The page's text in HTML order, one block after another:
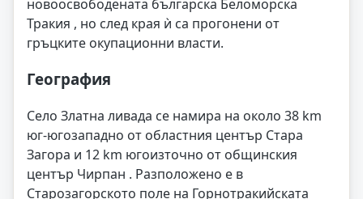
новоосвободената българска Беломорска
Тракия , но след края ѝ са прогонени от
гръцките окупационни власти.
География
Село Златна ливада се намира на около 38 km
юг-югозападно от областния център Стара
Загора и 12 km югоизточно от общинския
център Чирпан . Разположено е в
Старозагорското поле на Горнотракийската